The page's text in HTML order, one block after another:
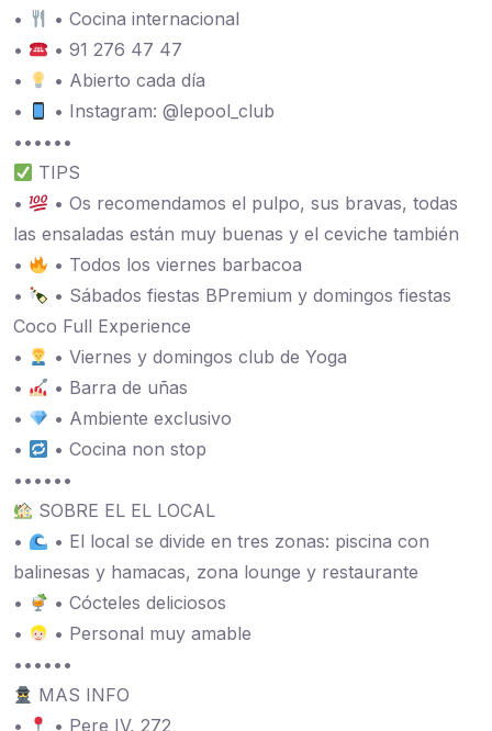
•
• Cocina internacional
•
• 91 276 47 47
•
• Abierto cada día
•
• Instagram: @lepool_club
••••••
TIPS
•
• Os recomendamos el pulpo, sus bravas, todas
las ensaladas están muy buenas y el ceviche también
•
• Todos los viernes barbacoa
•
• Sábados fiestas BPremium y domingos fiestas
Coco Full Experience
•
• Viernes y domingos club de Yoga
•
• Barra de uñas
•
• Ambiente exclusivo
•
• Cocina non stop
••••••
SOBRE EL EL LOCAL
•
• El local se divide en tres zonas: piscina con
balinesas y hamacas, zona lounge y restaurante
•
• Cócteles deliciosos
•
• Personal muy amable
••••••
MAS INFO
•
• Pere IV, 272